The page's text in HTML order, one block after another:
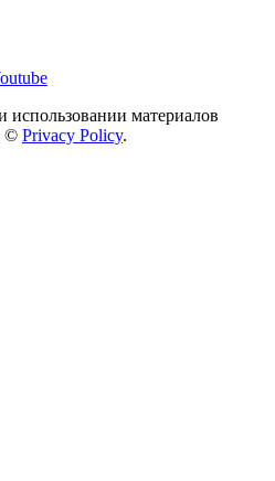
материалов
© Privacy Policy.